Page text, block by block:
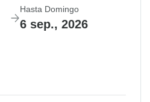
Hasta Domingo
6 sep., 2026